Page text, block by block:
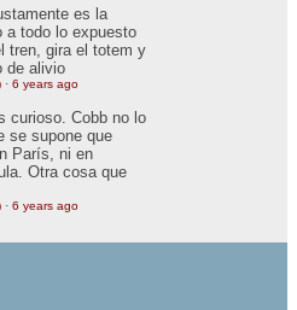
es la
a todo lo expuesto
tren, gira el totem y
de alivio
· 6 years ago
curioso. Cobb no lo
se supone que
París, ni en
Otra cosa que
· 6 years ago